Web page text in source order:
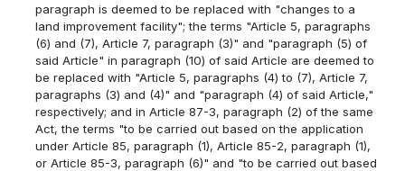
paragraph is deemed to be replaced with "changes to a
land improvement facility"; the terms "Article 5, paragraphs
(6) and (7), Article 7, paragraph (3)" and "paragraph (5) of
said Article" in paragraph (10) of said Article are deemed to
be replaced with "Article 5, paragraphs (4) to (7), Article 7,
paragraphs (3) and (4)" and "paragraph (4) of said Article,"
respectively; and in Article 87-3, paragraph (2) of the same
Act, the terms "to be carried out based on the application
under Article 85, paragraph (1), Article 85-2, paragraph (1),
or Article 85-3, paragraph (6)" and "to be carried out based